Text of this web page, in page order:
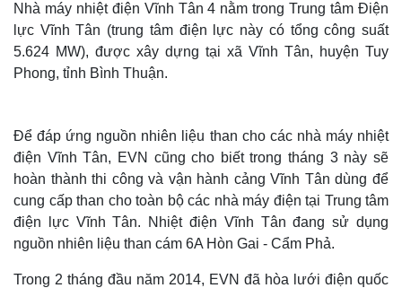
Nhà máy nhiệt điện Vĩnh Tân 4 nằm trong Trung tâm Điện
lực Vĩnh Tân (trung tâm điện lực này có tổng công suất
5.624 MW), được xây dựng tại xã Vĩnh Tân, huyện Tuy
Phong, tỉnh Bình Thuận.
Để đáp ứng nguồn nhiên liệu than cho các nhà máy nhiệt
điện Vĩnh Tân, EVN cũng cho biết trong tháng 3 này sẽ
hoàn thành thi công và vận hành cảng Vĩnh Tân dùng để
cung cấp than cho toàn bộ các nhà máy điện tại Trung tâm
điện lực Vĩnh Tân. Nhiệt điện Vĩnh Tân đang sử dụng
nguồn nhiên liệu than cám 6A Hòn Gai - Cẩm Phả.
Trong 2 tháng đầu năm 2014, EVN đã hòa lưới điện quốc